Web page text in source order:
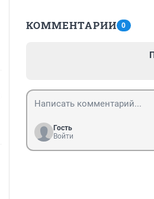
КОММЕНТАРИИ 0
Гость
Войти